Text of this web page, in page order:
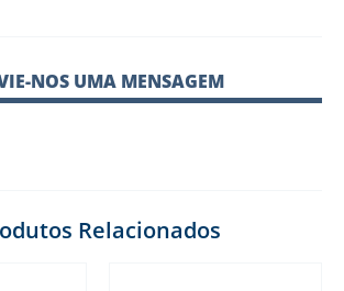
NOS UMA MENSAGEM
Relacionados